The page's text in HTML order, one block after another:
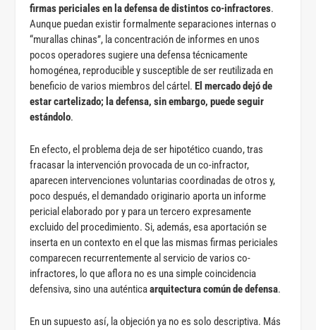
firmas periciales en la defensa de distintos co-infractores.
Aunque puedan existir formalmente separaciones internas o
“murallas chinas”, la concentración de informes en unos
pocos operadores sugiere una defensa técnicamente
homogénea, reproducible y susceptible de ser reutilizada en
beneficio de varios miembros del cártel.El mercado dejó de
estar cartelizado; la defensa, sin embargo, puede seguir
estándolo.
En efecto, el problema deja de ser hipotético cuando, tras
fracasar la intervención provocada de un co-infractor,
aparecen intervenciones voluntarias coordinadas de otros y,
poco después, el demandado originario aporta un informe
pericial elaborado por y para un tercero expresamente
excluido del procedimiento. Si, además, esa aportación se
inserta en un contexto en el que las mismas firmas periciales
comparecen recurrentemente al servicio de varios co-
infractores, lo que aflora no es una simple coincidencia
defensiva, sino una auténticaarquitectura común de defensa.
En un supuesto así, la objeción ya no es solo descriptiva. Más